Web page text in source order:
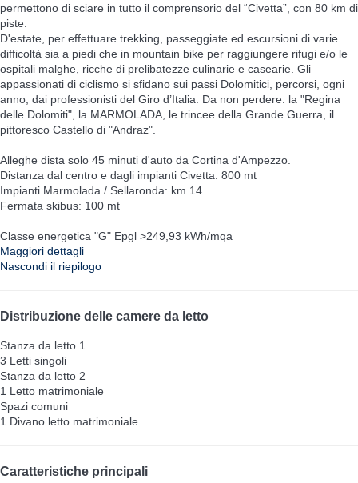
permettono di sciare in tutto il comprensorio del “Civetta”, con 80 km di
piste.
D'estate, per effettuare trekking, passeggiate ed escursioni di varie
difficoltà sia a piedi che in mountain bike per raggiungere rifugi e/o le
ospitali malghe, ricche di prelibatezze culinarie e casearie. Gli
appassionati di ciclismo si sfidano sui passi Dolomitici, percorsi, ogni
anno, dai professionisti del Giro d’Italia. Da non perdere: la "Regina
delle Dolomiti", la MARMOLADA, le trincee della Grande Guerra, il
pittoresco Castello di "Andraz".
Alleghe dista solo 45 minuti d'auto da Cortina d'Ampezzo.
Distanza dal centro e dagli impianti Civetta: 800 mt
Impianti Marmolada / Sellaronda: km 14
Fermata skibus: 100 mt
Classe energetica "G" Epgl >249,93 kWh/mqa
Maggiori dettagli
Nascondi il riepilogo
Distribuzione delle camere da letto
Stanza da letto 1
3 Letti singoli
Stanza da letto 2
1 Letto matrimoniale
Spazi comuni
1 Divano letto matrimoniale
Caratteristiche principali